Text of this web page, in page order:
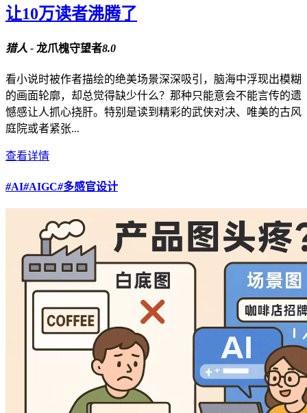
让10万读者沸腾了
猎人 - 龙爪槐守望者8.0
看小说时被作者描绘的绝美场景深深吸引，脑海中浮现出模糊
的画面轮廓，却总觉得缺少什么？那种只能意会不能言传的遗
憾感让人抓心挠肝。特别是读到精彩的武侠对决、唯美的古风
庭院或者紧张...
查看详情
#AI#AIGC#多感官设计